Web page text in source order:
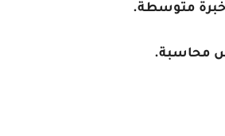
خبرة متوسطة.
محاسبة.